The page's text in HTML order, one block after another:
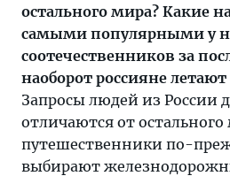
остального мира? Какие
самыми популярными у
соотечественников за
наоборот россияне летают
Запросы людей из России
отличаются от
путешественники по-
выбирают